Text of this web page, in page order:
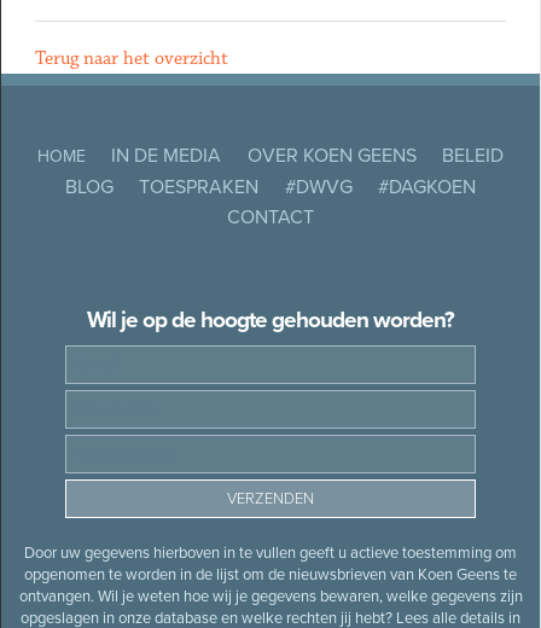
Terug naar het overzicht
HOME IN DE MEDIA OVER KOEN GEENS
BELEID
BLOG
TOESPRAKEN #DWVG
#DAGKOEN
CONTACT
Wil je op de hoogte gehouden worden?
Door uw gegevens hierboven in te vullen geeft u actieve toestemming om
opgenomen te worden in de lijst om de nieuwsbrieven van Koen Geens te
ontvangen. Wil je weten hoe wij je gegevens bewaren, welke gegevens zijn
opgeslagen in onze database en welke rechten jij hebt? Lees alle details in